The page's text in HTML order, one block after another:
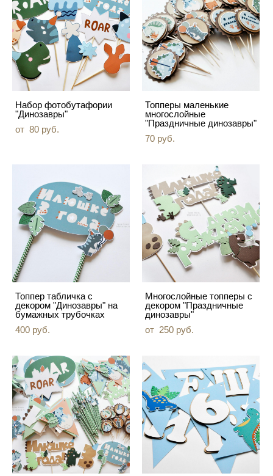
Набор фотобутафории
"Динозавры"
от 80 pуб.
Топперы маленькие
многослойные
"Праздничные динозавры"
70 pуб.
Топпер табличка с
декором "Динозавры" на
бумажных трубочках
400 pуб.
Многослойные топперы с
декором "Праздничные
динозавры"
от 250 pуб.